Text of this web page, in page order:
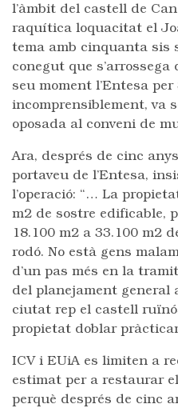
l’àmbit del castell de
raquítica loquacitat el
tema amb cinquanta sis
conegut que
seu moment l’Entesa per
incomprensiblement, va
oposada al conveni de
Ara, després de cinc
portaveu de l’Entesa,
l’operació: “… La
m2 de sostre edificable,
18.100 m2 a 33.100 m2
rodó. No està gens
d’un pas més en la
del planejament general
ciutat rep el castell
propietat doblar
ICV i EUiA es limiten a
estimat per a restaurar
perquè després de cinc